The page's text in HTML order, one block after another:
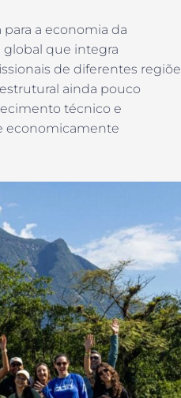
a economia da
global que integra
de diferentes
ainda pouco
técnico e
economicamente